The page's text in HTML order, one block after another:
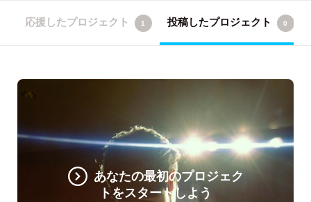
応援したプロジェクト 1 投稿したプロジェクト 0
あなたの最初のプロジェク
トをスタートしよう